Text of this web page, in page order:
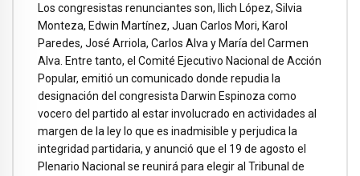
Los congresistas renunciantes son, Ilich López, Silvia
Monteza, Edwin Martínez, Juan Carlos Mori, Karol
Paredes, José Arriola, Carlos Alva y María del Carmen
Alva. Entre tanto, el Comité Ejecutivo Nacional de Acción
Popular, emitió un comunicado donde repudia la
designación del congresista Darwin Espinoza como
vocero del partido al estar involucrado en actividades al
margen de la ley lo que es inadmisible y perjudica la
integridad partidaria, y anunció que el 19 de agosto el
Plenario Nacional se reunirá para elegir al Tribunal de